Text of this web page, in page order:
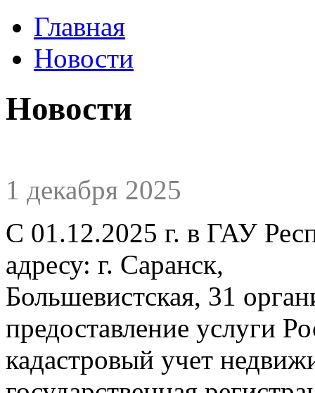
Главная
Новости
Новости
1 декабря 2025
С 01.12.2025 г. в ГАУ
адресу: г.
Большевистская, 31
предоставление услуги
кадастровый учет